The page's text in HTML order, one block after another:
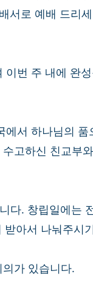
서로 예배 드리
이번 주 내에 완
에서 하나님의
고하신 친교부
다. 창립일에는
아서 나눠주시
가 있습니다.